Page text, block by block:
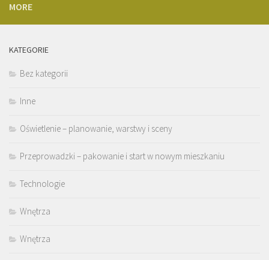
MORE
KATEGORIE
Bez kategorii
Inne
Oświetlenie – planowanie, warstwy i sceny
Przeprowadzki – pakowanie i start w nowym mieszkaniu
Technologie
Wnętrza
Wnętrza